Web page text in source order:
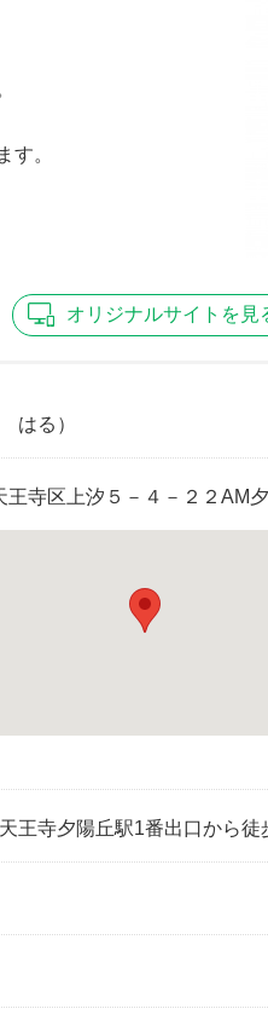
す。
オリジナルサイトを見
はる）
寺区上汐５－４－２２AM
寺夕陽丘駅1番出口から徒